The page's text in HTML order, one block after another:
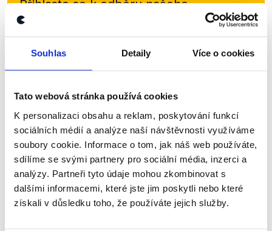
Souhlas Detaily Více o cookies
Tato webová stránka používá cookies
K personalizaci obsahu a reklam, poskytování funkcí
sociálních médií a analýze naší návštěvnosti využíváme
soubory cookie. Informace o tom, jak náš web používáte,
sdílíme se svými partnery pro sociální média, inzerci a
analýzy. Partneři tyto údaje mohou zkombinovat s
dalšími informacemi, které jste jim poskytli nebo které
získali v důsledku toho, že používáte jejich služby.
Přihlaste se k odběru našeho
newsletteru nebo
whatsappového
kanálu, kde pravidelně přinášíme
shrnutí nejzajímavějších článků a analýz.
přehled o tom, jaké dezinformace a
nepravdy se zrovna v Česku šíří.
Newsletter WhatsApp
Sociální sítě